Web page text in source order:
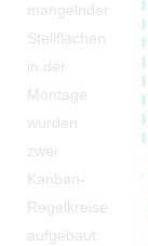
mangelnder
Stellflächen
in der
Montage
wurden
zwei
Kanban-
Regelkreise
aufgebaut: